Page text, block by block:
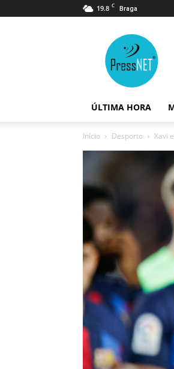
19.8 C Braga
ÚLTIMA HORA
Início Desporto Xavi